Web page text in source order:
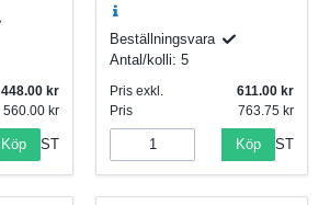
448.00
560.00
Köp ST
Beställningsvara
Antal/kolli: 5
Pris exkl.
611.00
Pris
763.75
Köp ST